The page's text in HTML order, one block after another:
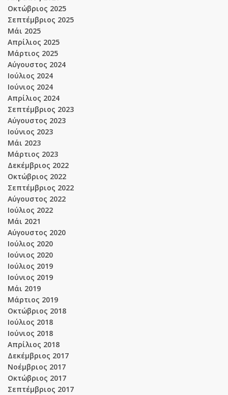
Οκτώβριος 2025
Σεπτέμβριος 2025
Μάι 2025
Απρίλιος 2025
Μάρτιος 2025
Αύγουστος 2024
Ιούλιος 2024
Ιούνιος 2024
Απρίλιος 2024
Σεπτέμβριος 2023
Αύγουστος 2023
Ιούνιος 2023
Μάι 2023
Μάρτιος 2023
Δεκέμβριος 2022
Οκτώβριος 2022
Σεπτέμβριος 2022
Αύγουστος 2022
Ιούλιος 2022
Μάι 2021
Αύγουστος 2020
Ιούλιος 2020
Ιούνιος 2020
Ιούλιος 2019
Ιούνιος 2019
Μάι 2019
Μάρτιος 2019
Οκτώβριος 2018
Ιούλιος 2018
Ιούνιος 2018
Απρίλιος 2018
Δεκέμβριος 2017
Νοέμβριος 2017
Οκτώβριος 2017
Σεπτέμβριος 2017